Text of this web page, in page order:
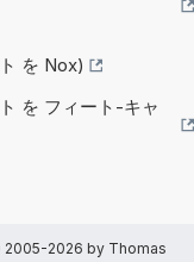
を Nox)
を フィート-キャ
2026 by Thomas